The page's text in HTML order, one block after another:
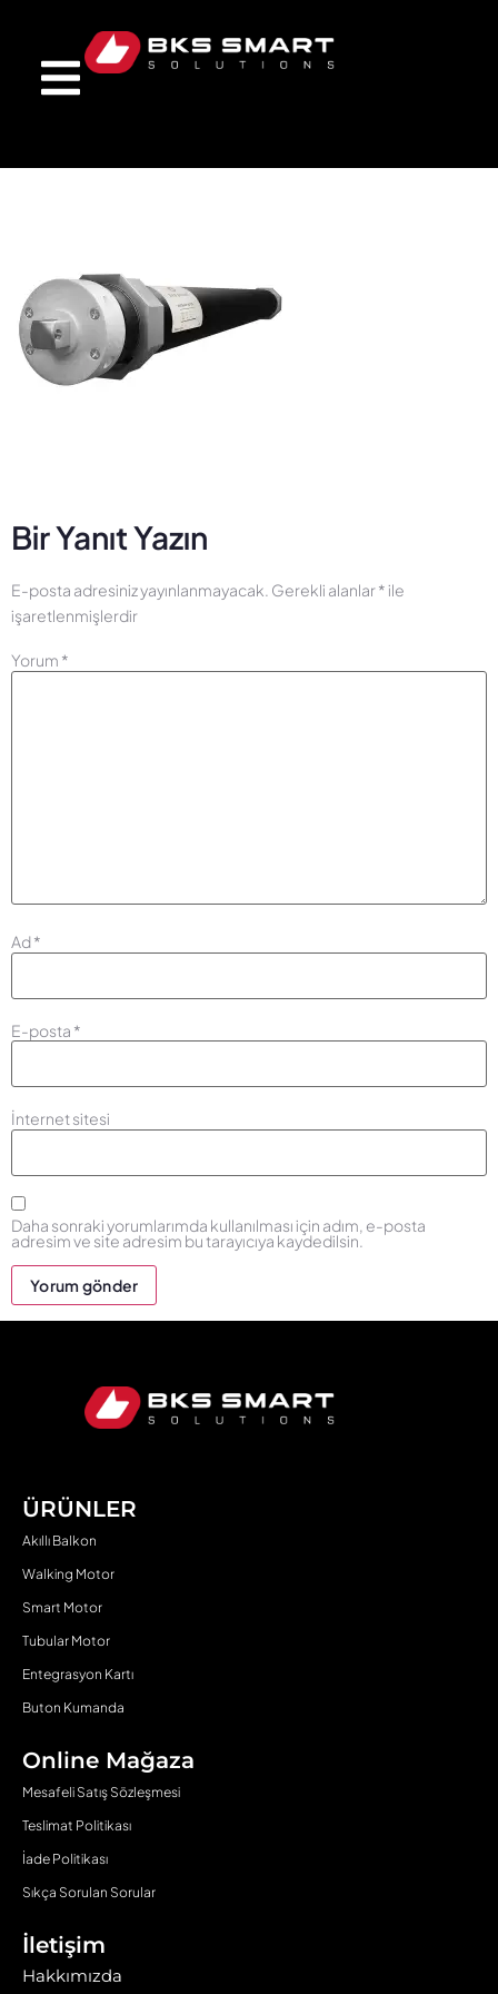
Bir Yanıt Yazın
E-posta adresiniz yayınlanmayacak. Gerekli alanlar*ile
işaretlenmişlerdir
Yorum *
Ad*
E-posta *
İnternet sitesi
Daha sonraki yorumlarımda kullanılması için adım, e-posta
adresim ve site adresim bu tarayıcıya kaydedilsin.
ÜRÜNLER
Akıllı Balkon
Walking Motor
Smart Motor
Tubular Motor
Entegrasyon Kartı
Buton Kumanda
Online Mağaza
Mesafeli Satış Sözleşmesi
Teslimat Politikası
İade Politikası
Sıkça Sorulan Sorular
İletişim
Hakkımızda